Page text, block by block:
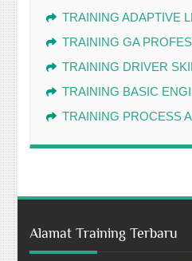
TRAINING ADAPTIVE
TRAINING GA
TRAINING DRIVER
TRAINING BASIC
TRAINING PROCESS
Alamat Training Terbaru